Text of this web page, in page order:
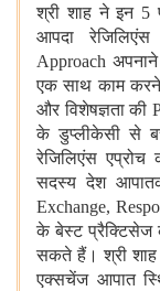
श्री शाह ने इन 5
आपदा
Approach
एक साथ काम करने
और विशेषज्ञता
के डुप्लीकेसी से
रेजिलिएंस
सदस्य देश
Exchange,
के बेस्ट प्रैक्टिसेज
सकते हैं। श्री शाह
एक्सचेंज आपात